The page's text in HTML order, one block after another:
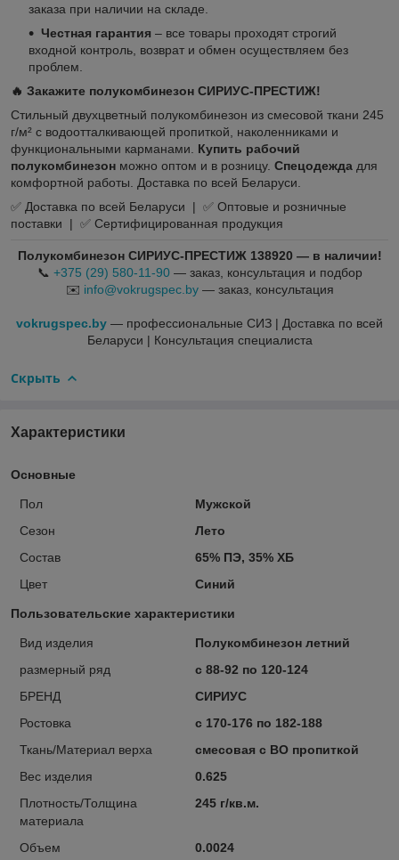
заказа при наличии на складе.
Честная гарантия – все товары проходят строгий
входной контроль, возврат и обмен осуществляем без
проблем.
🔥 Закажите полукомбинезон СИРИУС-ПРЕСТИЖ!
Стильный двухцветный полукомбинезон из смесовой ткани 245
г/м² с водоотталкивающей пропиткой, наколенниками и
функциональными карманами. Купить рабочий
полукомбинезон можно оптом и в розницу. Спецодежда для
комфортной работы. Доставка по всей Беларуси.
✅ Доставка по всей Беларуси | ✅ Оптовые и розничные
поставки | ✅ Сертифицированная продукция
Полукомбинезон СИРИУС-ПРЕСТИЖ 138920 — в наличии!
📞 +375 (29) 580-11-90— заказ, консультация и подбор
✉️ info@vokrugspec.by— заказ, консультация
vokrugspec.by — профессиональные СИЗ | Доставка по всей
Беларуси | Консультация специалиста
Скрыть
Характеристики
Основные
Пол
Мужской
Сезон
Лето
Состав
65% ПЭ, 35% ХБ
Цвет
Синий
Пользовательские характеристики
Вид изделия
Полукомбинезон летний
размерный ряд
с 88-92 по 120-124
БРЕНД
СИРИУС
Ростовка
с 170-176 по 182-188
Ткань/Материал верха
смесовая с ВО пропиткой
Вес изделия
0.625
Плотность/Толщина
материала
245 г/кв.м.
Объем 0.0024